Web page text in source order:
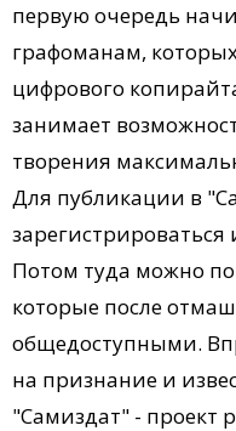
первую очередь
графоманам,
цифрового
занимает
творения
Для публикации в
Потом туда можно
которые после
общедоступными.
на признание и
"Самиздат" - проект